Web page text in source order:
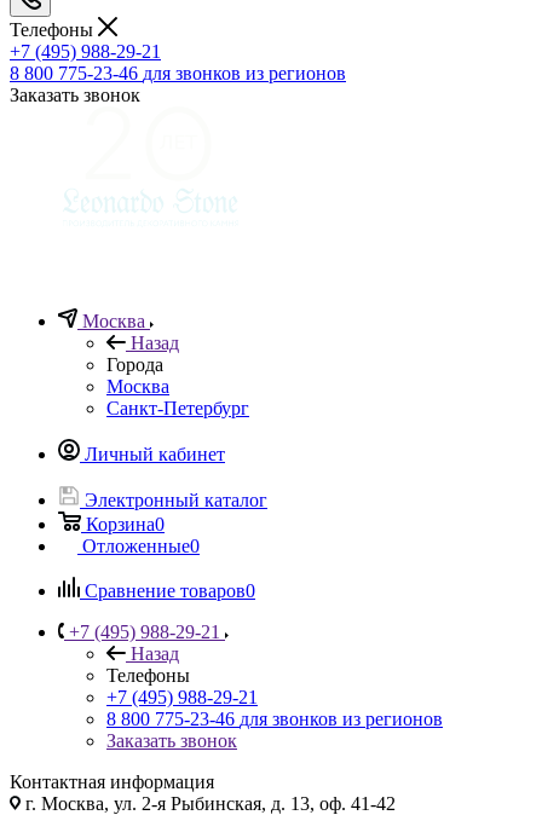
Телефоны
+7 (495) 988-29-21
8 800 775-23-46 для звонков из регионов
Заказать звонок
Москва
Назад
Города
Москва
Санкт-Петербург
Личный кабинет
Электронный каталог
Корзина0
Отложенные0
Сравнение товаров0
+7 (495) 988-29-21
Назад
Телефоны
+7 (495) 988-29-21
8 800 775-23-46 для звонков из регионов
Заказать звонок
Контактная информация
г. Москва, ул. 2-я Рыбинская, д. 13, оф. 41-42